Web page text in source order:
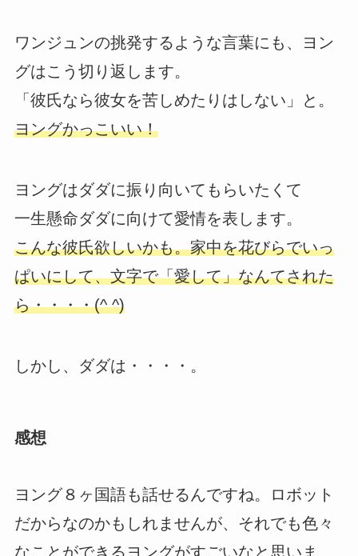
ワンジュンの挑発するような言葉にも、ヨン
グはこう切り返します。
「彼氏なら彼女を苦しめたりはしない」と。
ヨングかっこいい！
ヨングはダダに振り向いてもらいたくて
一生懸命ダダに向けて愛情を表します。
こんな彼氏欲しいかも。家中を花びらでいっ
ぱいにして、文字で「愛して」なんてされた
ら・・・・(^ ^)
しかし、ダダは・・・・。
感想
ヨング８ヶ国語も話せるんですね。ロボット
だからなのかもしれませんが、それでも色々
なことができるヨングがすごいなと思いま